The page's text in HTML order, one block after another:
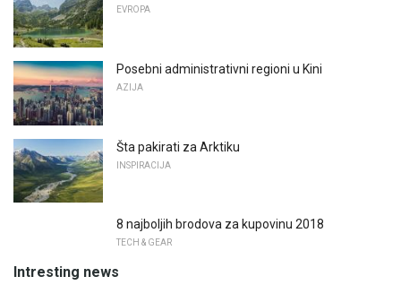
EVROPA
Posebni administrativni regioni u Kini
AZIJA
Šta pakirati za Arktiku
INSPIRACIJA
8 najboljih brodova za kupovinu 2018
TECH & GEAR
Intresting news